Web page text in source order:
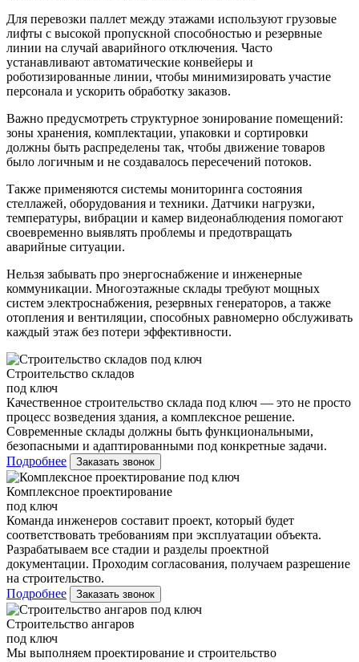
Для перевозки паллет между этажами используют грузовые
лифты с высокой пропускной способностью и резервные
линии на случай аварийного отключения. Часто
устанавливают автоматические конвейеры и
роботизированные линии, чтобы минимизировать участие
персонала и ускорить обработку заказов.
Важно предусмотреть структурное зонирование помещений:
зоны хранения, комплектации, упаковки и сортировки
должны быть распределены так, чтобы движение товаров
было логичным и не создавалось пересечений потоков.
Также применяются системы мониторинга состояния
стеллажей, оборудования и техники. Датчики нагрузки,
температуры, вибрации и камер видеонаблюдения помогают
своевременно выявлять проблемы и предотвращать
аварийные ситуации.
Нельзя забывать про энергоснабжение и инженерные
коммуникации. Многоэтажные склады требуют мощных
систем электроснабжения, резервных генераторов, а также
отопления и вентиляции, способных равномерно обслуживать
каждый этаж без потери эффективности.
Строительство складов
под ключ
Качественное строительство склада под ключ — это не просто
процесс возведения здания, а комплексное решение.
Современные склады должны быть функциональными,
безопасными и адаптированными под конкретные задачи.
Подробнее
Заказать звонок
Комплексное проектирование
под ключ
Команда инженеров составит проект, который будет
соответствовать требованиям при эксплуатации объекта.
Разрабатываем все стадии и разделы проектной
документации. Проходим согласования, получаем разрешение
на строительство.
Подробнее
Заказать звонок
Строительство ангаров
под ключ
Мы выполняем проектирование и строительство